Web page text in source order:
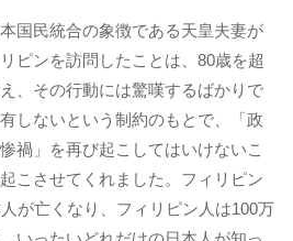
国民統合の象徴である天皇夫妻が
ピンを訪問したことは、80歳を超
、その行動には驚嘆するばかりで
しないという制約のもとで、「政
禍」を再び起こしてはいけないこ
こさせてくれました。フィリピン
が亡くなり、フィリピン人は100万